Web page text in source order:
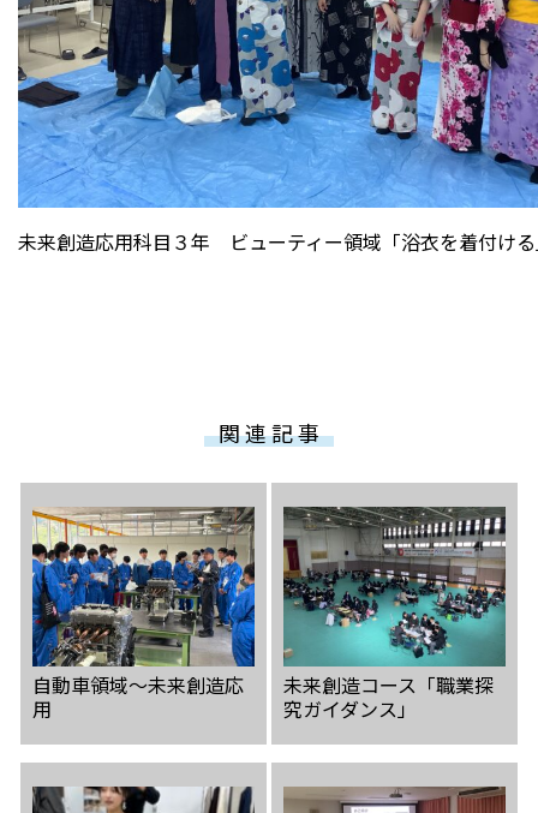
未来創造応用科目３年 ビューティー領域「浴衣を着付け
関 連 記 事
自動車領域〜未来創造応
用
未来創造コース「職業探
究ガイダンス」